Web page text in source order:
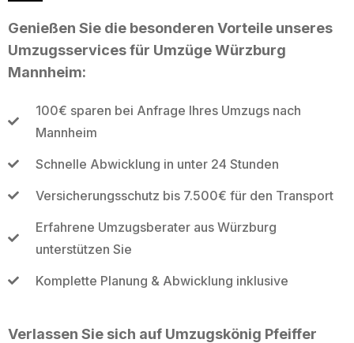
Genießen Sie die besonderen Vorteile unseres
Umzugsservices für Umzüge Würzburg
Mannheim:
100€ sparen bei Anfrage Ihres Umzugs nach
Mannheim
Schnelle Abwicklung in unter 24 Stunden
Versicherungsschutz bis 7.500€ für den Transport
Erfahrene Umzugsberater aus Würzburg
unterstützen Sie
Komplette Planung & Abwicklung inklusive
Verlassen Sie sich auf Umzugskönig Pfeiffer